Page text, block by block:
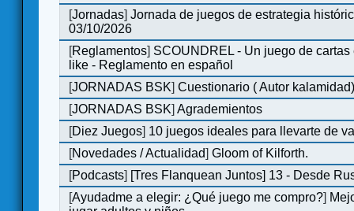
[Jornadas]Jornada de juegos de estrategia
03/10/2026
[Reglamentos] SCOUNDREL - Un juego de
like - Reglamento en español
[JORNADAS BSK]Cuestionario ( Autor
[JORNADAS BSK]Agrademientos
[Diez Juegos] 10 juegos ideales para llevarte de
[Novedades / Actualidad]Gloom of Kilforth.
[Podcasts] [Tres Flanquean Juntos] 13 - Desde
[Ayudadme a elegir: ¿Qué juego me compro?]